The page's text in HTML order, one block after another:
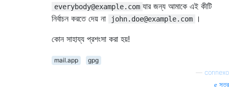
everybody@example.com যার জন্য আমাকে এই কীটি
নির্বাচন করতে দেয় না
john.doe@example.com
।
কোন সাহায্য প্রশংসা করা হয়!
mail.app
gpg
connexo
সূত্র